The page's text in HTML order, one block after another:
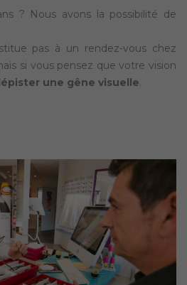
? Nous avons la possibilité de
pas à un rendez-vous chez
si vous pensez que votre vision
une gêne visuelle.